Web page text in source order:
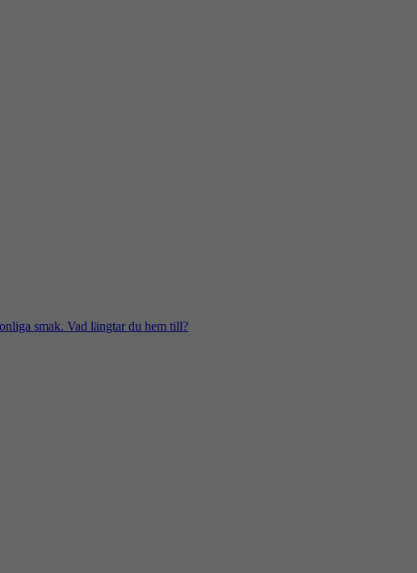
smak. Vad längtar du hem till?